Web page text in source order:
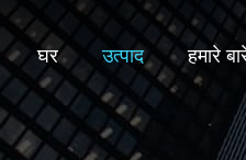
घर उत्पाद हमारे